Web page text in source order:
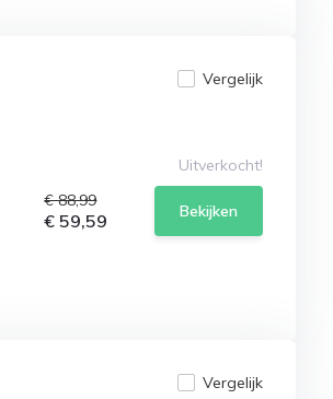
Vergelijk
Uitverkocht!
€ 88,99
€ 59,59 Bekijken
Vergelijk